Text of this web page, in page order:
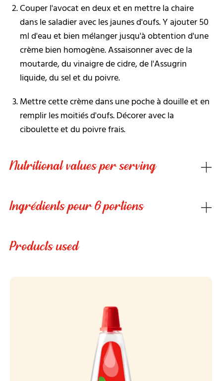
Couper l'avocat en deux et en mettre la chaire
dans le saladier avec les jaunes d'oufs. Y ajouter 50
ml d'eau et bien mélanger jusqu'à obtention d'une
crème bien homogène. Assaisonner avec de la
moutarde, du vinaigre de cidre, de l'Assugrin
liquide, du sel et du poivre.
Mettre cette crème dans une poche à douille et en
remplir les moitiés d'oufs. Décorer avec la
ciboulette et du poivre frais.
Nutritional values per serving
Ingrédients pour 6 portions
Products used